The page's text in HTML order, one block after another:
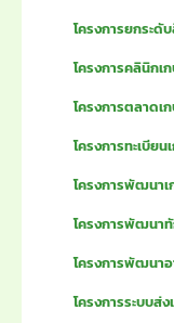
โครงการยกระดั
โครงการคลินิกเ
โครงการตลาดเ
โครงการทะเบีย
โครงการพัฒนาเ
โครงการพัฒนาทั
โครงการพัฒนา
โครงการระบบ